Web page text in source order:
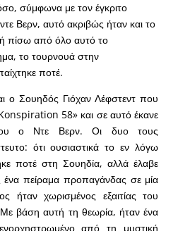
σύμφωνα με τον έγκριτο
Βερν, αυτό ακριβώς ήταν και το
πίσω από όλο αυτό το
το τουρνουά στην
ποτέ.
ο Σουηδός Γιόχαν Λέφστεντ που
58» και σε αυτό έκανε
ο Ντε Βερν. Οι δυο τους
ότι ουσιαστικά το εν λόγω
ποτέ στη Σουηδία, αλλά έλαβε
πείραμα προπαγάνδας σε μία
χωρισμένος εξαιτίας του
βάση αυτή τη θεωρία, ήταν ένα
από τη μυστική